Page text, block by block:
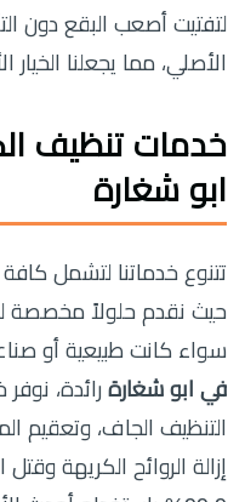
لتفتيت أصعب البقع دون
الأصلي، مما يجعلنا الخيار
خدمات تنظيف
ابو شغارة
تتنوع خدماتنا لتشمل
حيث نقدم حلولاً مخصصة
سواء كانت طبيعية أو
في ابو شغارة رائدة،
التنظيف الجاف، وتعقيم
إزالة الروائح الكريهة